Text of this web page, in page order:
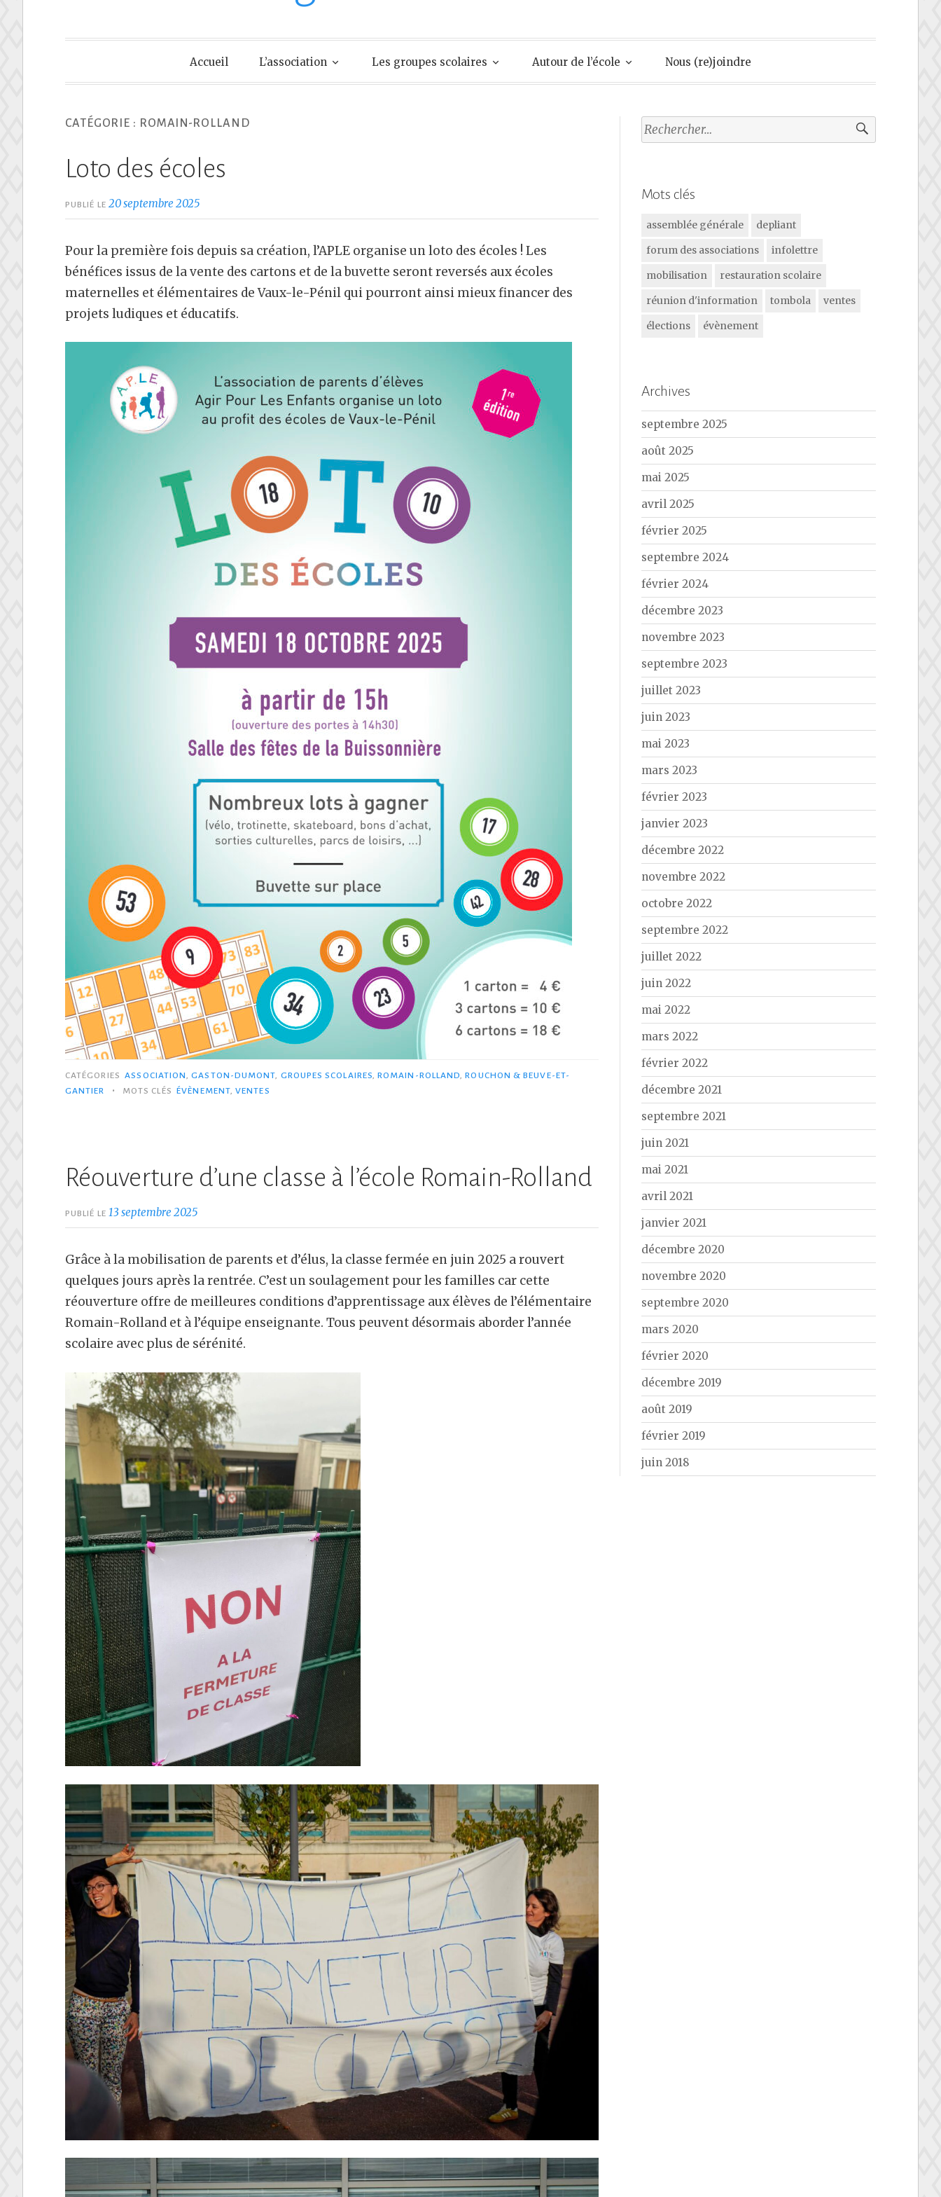
Accueil L’association Les groupes scolaires Autour de l’école Nous (re)joindre
CATÉGORIE : ROMAIN-ROLLAND
Loto des écoles
PUBLIÉ LE 20 septembre 2025
Pour la première fois depuis sa création, l’APLE organise un loto des écoles ! Les
bénéfices issus de la vente des cartons et de la buvette seront reversés aux écoles
maternelles et élémentaires de Vaux-le-Pénil qui pourront ainsi mieux financer des
projets ludiques et éducatifs.
CATÉGORIES ASSOCIATION,GASTON-DUMONT, GROUPES SCOLAIRES,ROMAIN-ROLLAND,ROUCHON & BEUVE-ET-
GANTIER
• MOTS CLÉS ÉVÈNEMENT,VENTES
Réouverture d’une classe à l’école Romain-Rolland
PUBLIÉ LE 13 septembre 2025
Grâce à la mobilisation de parents et d’élus, la classe fermée en juin 2025 a rouvert
quelques jours après la rentrée. C’est un soulagement pour les familles car cette
réouverture offre de meilleures conditions d’apprentissage aux élèves de l’élémentaire
Romain-Rolland et à l’équipe enseignante. Tous peuvent désormais aborder l’année
scolaire avec plus de sérénité.
Rechercher :
Mots clés
assemblée générale
depliant
forum des associations
infolettre
mobilisation
restauration scolaire
réunion d'information
tombola
ventes
élections
évènement
Archives
septembre 2025
août 2025
mai 2025
avril 2025
février 2025
septembre 2024
février 2024
décembre 2023
novembre 2023
septembre 2023
juillet 2023
juin 2023
mai 2023
mars 2023
février 2023
janvier 2023
décembre 2022
novembre 2022
octobre 2022
septembre 2022
juillet 2022
juin 2022
mai 2022
mars 2022
février 2022
décembre 2021
septembre 2021
juin 2021
mai 2021
avril 2021
janvier 2021
décembre 2020
novembre 2020
septembre 2020
mars 2020
février 2020
décembre 2019
août 2019
février 2019
juin 2018